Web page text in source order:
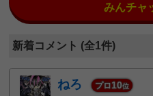
みんチャ
新着コメント (全1件)
ねろ プロ10位